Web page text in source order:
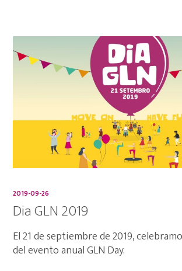
2019-09-26
Dia GLN 2019
El 21 de septiembre de 2019,
del evento anual GLN Day.